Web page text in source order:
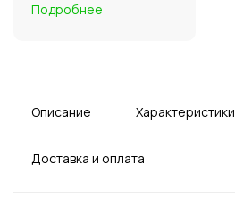
Подробнее
Описание Характеристики
Доставка и оплата